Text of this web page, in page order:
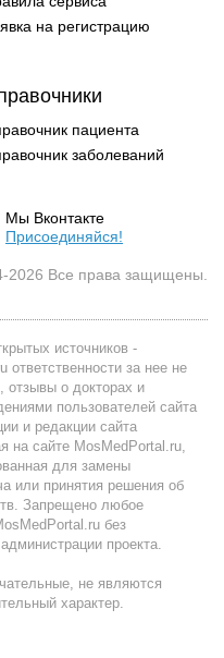
на регистрацию
пациента
заболеваний
Мы Вконтакте
Присоединяйся!
2026 Все права защищены.
источников -
ответственности за нее не
отзывы о докторах и
пользователей сайта
и редакции сайта
на сайте MosMedPortal.ru,
для замены
или принятия решения об
Запрещено любое
без
проекта.
не являются
характер.